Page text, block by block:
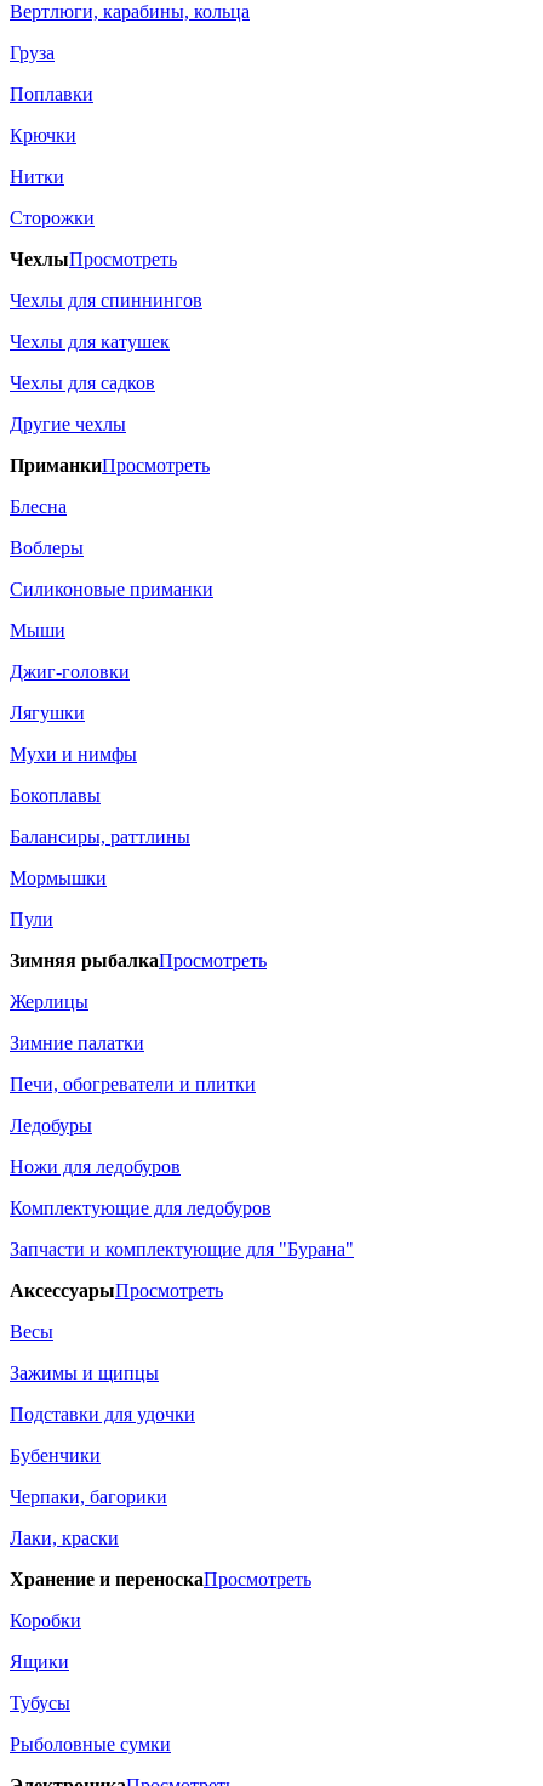
Вертлюги, карабины, кольца
Груза
Поплавки
Крючки
Нитки
Сторожки
ЧехлыПросмотреть
Чехлы для спиннингов
Чехлы для катушек
Чехлы для садков
Другие чехлы
ПриманкиПросмотреть
Блесна
Воблеры
Силиконовые приманки
Мыши
Джиг-головки
Лягушки
Мухи и нимфы
Бокоплавы
Балансиры, раттлины
Мормышки
Пули
Зимняя рыбалкаПросмотреть
Жерлицы
Зимние палатки
Печи, обогреватели и плитки
Ледобуры
Ножи для ледобуров
Комплектующие для ледобуров
Запчасти и комплектующие для "Бурана"
АксессуарыПросмотреть
Весы
Зажимы и щипцы
Подставки для удочки
Бубенчики
Черпаки, багорики
Лаки, краски
Хранение и переноскаПросмотреть
Коробки
Ящики
Тубусы
Рыболовные сумки